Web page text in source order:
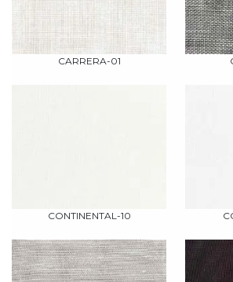
CARRERA-01
CONTINENTAL-10